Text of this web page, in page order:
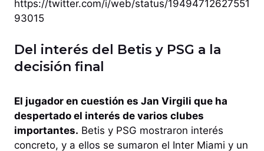
https://twitter.com/i/web/status/19494712627551
93015
Del interés del Betis y PSG a la
decisión final
El jugador en cuestión es Jan Virgili que ha
despertado el interés de varios clubes
importantes. Betis y PSG mostraron interés
concreto, y a ellos se sumaron el Inter Miami y un